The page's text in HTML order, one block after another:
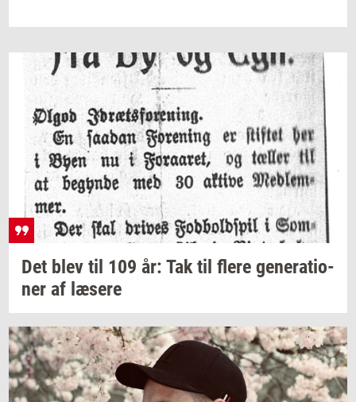
Det blev til 109 år: Tak til flere ge­ne­ra­tio­
ner af læ­se­re